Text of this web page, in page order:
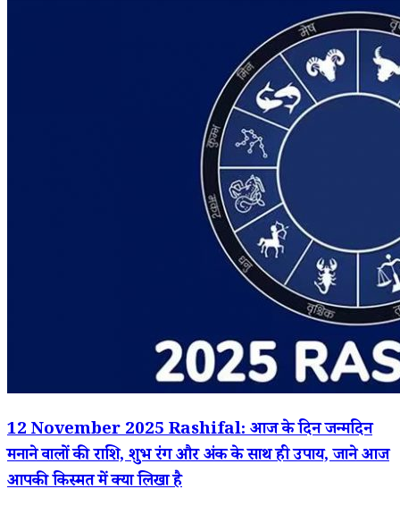
12 November 2025 Rashifal: आज के दिन जन्मदिन
मनाने वालों की राशि, शुभ रंग और अंक के साथ ही उपाय, जाने आज
आपकी किस्मत में क्या लिखा है